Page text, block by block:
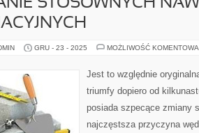
STOSOWNYCH
GRU - 23 - 2025 MOŻLIWOŚĆ
Jest to względnie
triumfy dopiero od
posiada szpecące zmiany
najczęstsza przyczyna